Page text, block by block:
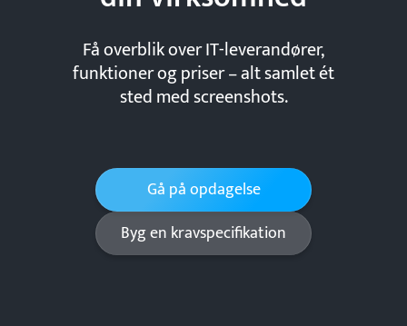
Få overblik over IT-leverandører,
funktioner og priser – alt samlet ét
sted med screenshots.
Gå på opdagelse
Byg en kravspecifikation